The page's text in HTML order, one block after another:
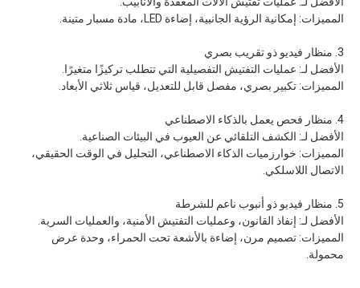
المميزات: إمكانية الرؤية الجانبية، إضاءة LED، مادة مسبار متينة.
3. منظار فيديو ذو تقريب بصري
الأفضل لـ: عمليات التفتيش التفصيلية التي تتطلب تركيزًا متغيرًا.
المميزات: تكبير بصري، مفصل قابل للتعديل، قياس ثلاثي الأبعاد.
4. منظار فحص يعمل بالذكاء الاصطناعي
الأفضل لـ: الكشف التلقائي عن العيوب في البيئات الصناعية.
المميزات: خوارزميات الذكاء الاصطناعي، التحليل في الوقت الحقيقي،
الاتصال اللاسلكي.
5. منظار فيديو ذو أنبوب ناعم للشرطة
الأفضل لـ: إنفاذ القانون، وعمليات التفتيش الأمنية، والعمليات السرية.
المميزات: تصميم مرن، إضاءة بالأشعة تحت الحمراء، وحدة عرض
محمولة.